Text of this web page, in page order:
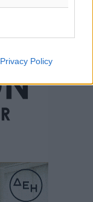
Privacy Policy